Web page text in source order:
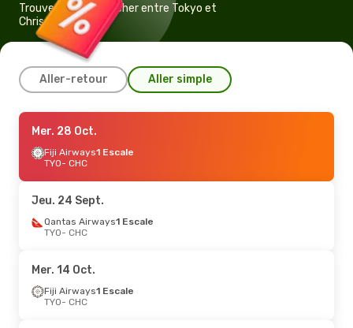
Trouvez un vol pas cher entre Tokyo et
Christchurch
Aller-retour Aller simple
Dim. 23 Août
Qantas Airways1 Escale
TYO- CHC
CHC- TYO
Mar. 8 Sept.- Mar. 15 Sept.
Qantas Airways
CHC - TYO
Mer. 28 Oct.
Fiji Airways1 Escale
TYO- CHC
Jeu. 24 Sept.
Qantas Airways1 Escale
TYO- CHC
Mer. 14 Oct.
Fiji Airways1 Escale
TYO- CHC